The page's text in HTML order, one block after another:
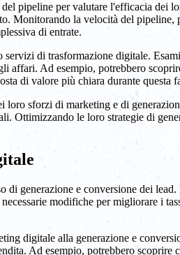
pipeline per valutare l'efficacia dei
Monitorando la velocità del
di entrate.
di trasformazione digitale.
affari. Ad esempio, potrebbero
di valore più chiara durante questa
sforzi di marketing e di
Ottimizzando le loro strategie di
generazione e conversione dei
modifiche per migliorare i
digitale alla generazione e
Ad esempio, potrebbero